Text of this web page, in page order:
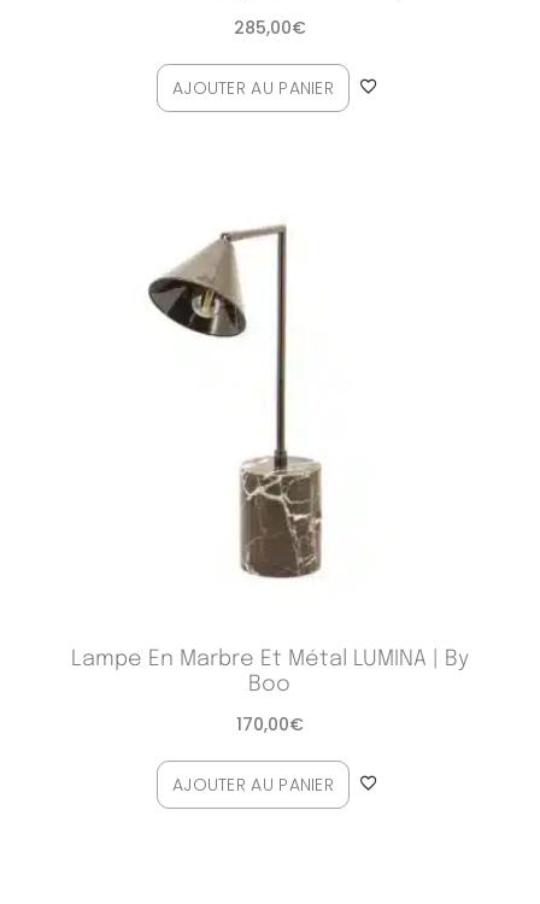
285,00€
AJOUTER AU PANIER
Lampe En Marbre Et Métal LUMINA | By
Boo
170,00€
AJOUTER AU PANIER